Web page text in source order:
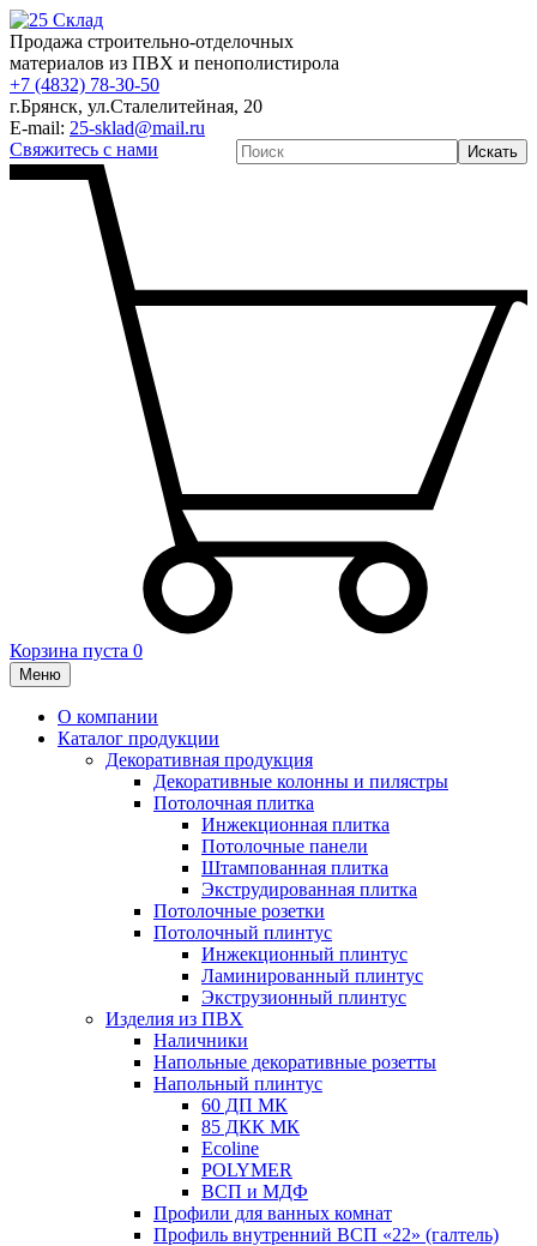
Продажа строительно-отделочных
материалов из ПВХ и пенополистирола
+7 (4832) 78-30-50
г.Брянск, ул.Сталелитейная, 20
E-mail: 25-sklad@mail.ru
Свяжитесь с нами
Искать
Корзина пуста 0
Меню
О компании
Каталог продукции
Декоративная продукция
Декоративные колонны и пилястры
Потолочная плитка
Инжекционная плитка
Потолочные панели
Штампованная плитка
Экструдированная плитка
Потолочные розетки
Потолочный плинтус
Инжекционный плинтус
Ламинированный плинтус
Экструзионный плинтус
Изделия из ПВХ
Наличники
Напольные декоративные розетты
Напольный плинтус
60 ДП МК
85 ДКК МК
Ecoline
POLYMER
ВСП и МДФ
Профили для ванных комнат
Профиль внутренний ВСП «22» (галтель)